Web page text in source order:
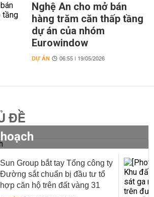
Nghệ An cho mở bán
hàng trăm căn thấp tầng
dự án của nhóm
Eurowindow
DỰ ÁN 06:55 | 19/05/2026
ĐỀ
Sun Group bắt tay Tổng công ty
Đường sắt chuẩn bị đầu tư tổ
hợp căn hộ trên đất vàng 31